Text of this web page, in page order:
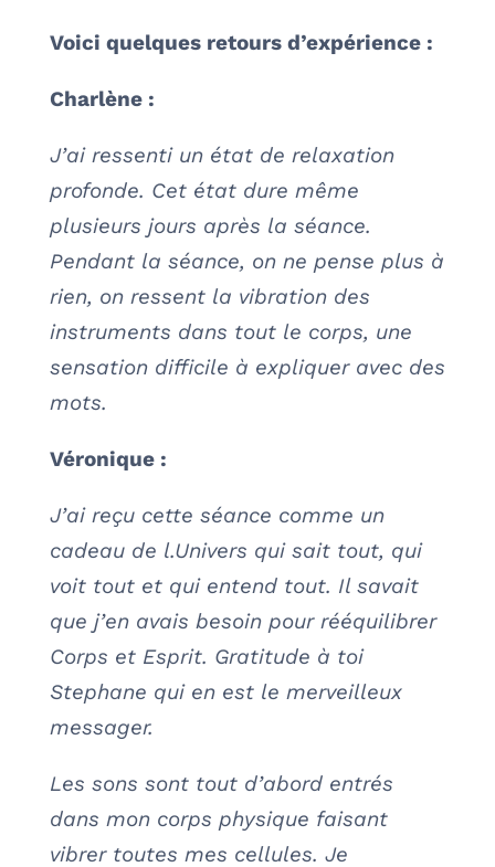
Voici quelques retours d’expérience :
Charlène :
J’ai ressenti un état de relaxation
profonde. Cet état dure même
plusieurs jours après la séance.
Pendant la séance, on ne pense plus à
rien, on ressent la vibration des
instruments dans tout le corps, une
sensation difficile à expliquer avec des
mots.
Véronique :
J’ai reçu cette séance comme un
cadeau de l.Univers qui sait tout, qui
voit tout et qui entend tout. Il savait
que j’en avais besoin pour rééquilibrer
Corps et Esprit. Gratitude à toi
Stephane qui en est le merveilleux
messager.
Les sons sont tout d’abord entrés
dans mon corps physique faisant
vibrer toutes mes cellules. Je